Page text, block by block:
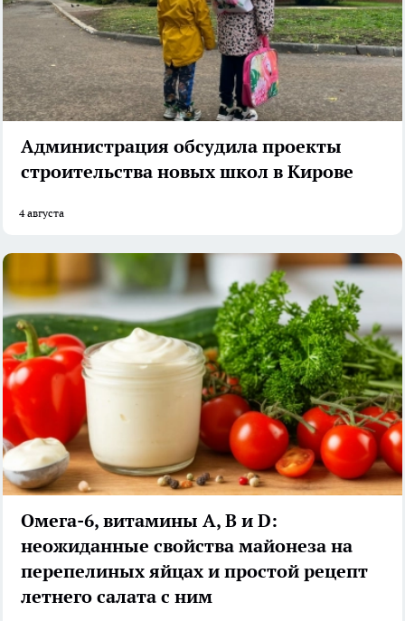
Администрация обсудила проекты
строительства новых школ в Кирове
4 августа
Омега-6, витамины А, В и D:
неожиданные свойства майонеза на
перепелиных яйцах и простой рецепт
летнего салата с ним